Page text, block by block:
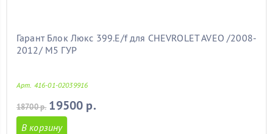
Гарант Блок Люкс 399.E/f для CHEVROLET AVEO /2008-
2012/ М5 ГУР
Арт. 416-01-02039916
18700 р. 19500 р.
В корзину